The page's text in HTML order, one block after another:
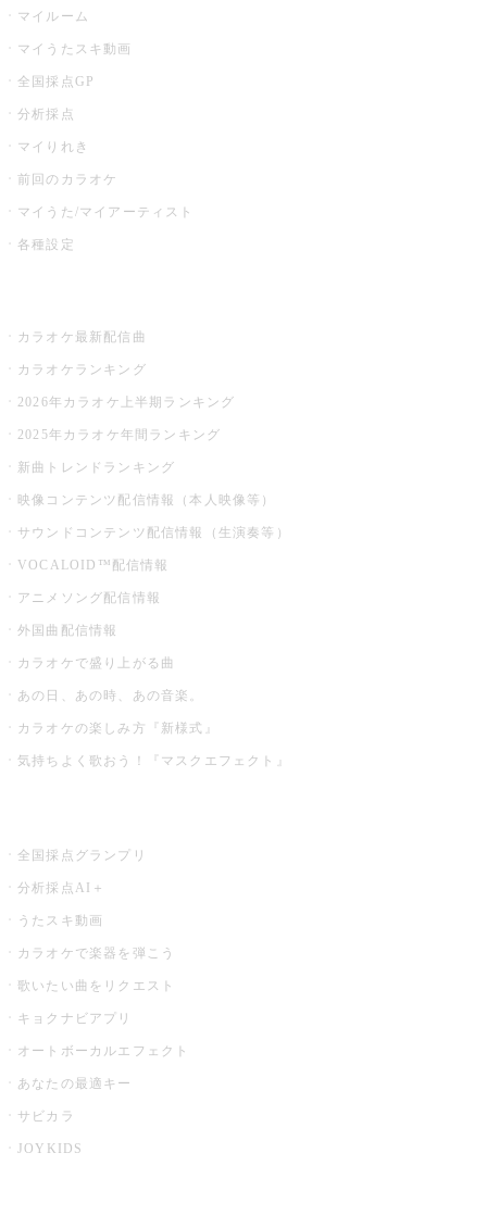
マイルーム
マイうたスキ動画
全国採点GP
分析採点
マイりれき
前回のカラオケ
マイうた/マイアーティスト
各種設定
カラオケ最新配信曲
カラオケランキング
2026年カラオケ上半期ランキング
2025年カラオケ年間ランキング
新曲トレンドランキング
映像コンテンツ配信情報（本人映像等）
サウンドコンテンツ配信情報（生演奏等）
VOCALOID™配信情報
アニメソング配信情報
外国曲配信情報
カラオケで盛り上がる曲
あの日、あの時、あの音楽。
カラオケの楽しみ方『新様式』
気持ちよく歌おう！『マスクエフェクト』
全国採点グランプリ
分析採点AI＋
うたスキ動画
カラオケで楽器を弾こう
歌いたい曲をリクエスト
キョクナビアプリ
オートボーカルエフェクト
あなたの最適キー
サビカラ
JOYKIDS